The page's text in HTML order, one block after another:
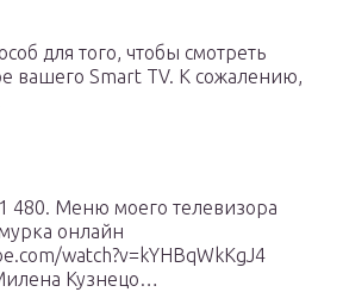
для того, чтобы смотреть
вашего Smart TV. К сожалению,
480. Меню моего телевизора
онлайн
watch?v=kYHBqWkKgJ4
Кузнецо…